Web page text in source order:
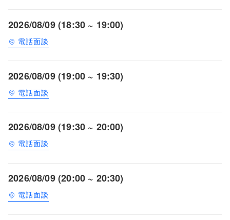
2026/08/09 (18:30 ~ 19:00)
電話面談
2026/08/09 (19:00 ~ 19:30)
電話面談
2026/08/09 (19:30 ~ 20:00)
電話面談
2026/08/09 (20:00 ~ 20:30)
電話面談